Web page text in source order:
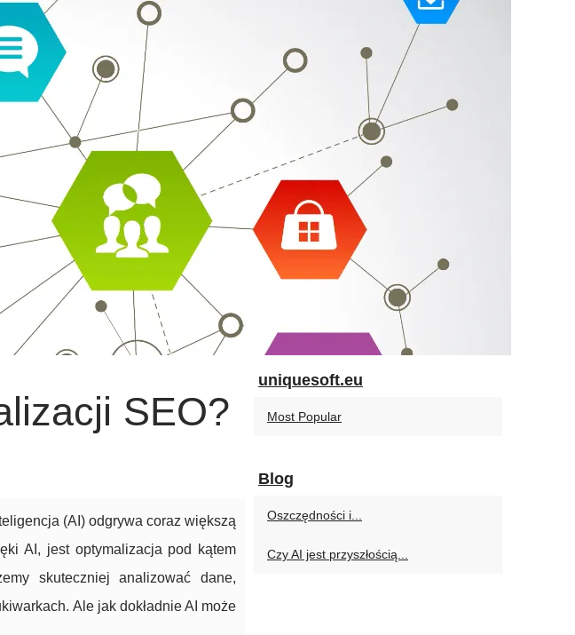
SEO?
(AI) odgrywa coraz większą
AI, jest optymalizacja pod kątem
skuteczniej analizować dane,
Ale jak dokładnie AI może
uniquesoft.eu
Most Popular
Blog
Oszczędności i...
Czy AI jest przyszłością...